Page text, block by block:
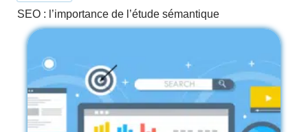
SEO : l’importance de l’étude sémantique